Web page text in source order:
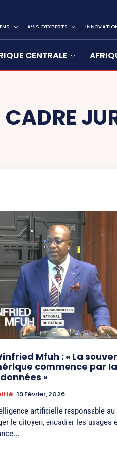
AVIS D’EXPERTS
CENTRALE
CADRE
Mfuh : « La
commence par
»
19 Février, 2026
artificielle responsable au
le citoyen, encadrer les usages